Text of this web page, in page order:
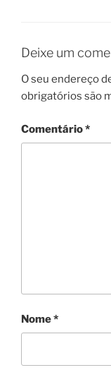
Deixe um
O seu endereço
obrigatórios são
Comentário*
Nome*